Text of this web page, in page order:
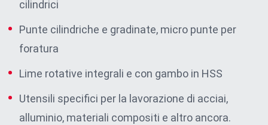
cilindrici
Punte cilindriche e gradinate, micro punte per
foratura
Lime rotative integrali e con gambo in HSS
Utensili specifici per la lavorazione di acciai,
alluminio, materiali compositi e altro ancora.